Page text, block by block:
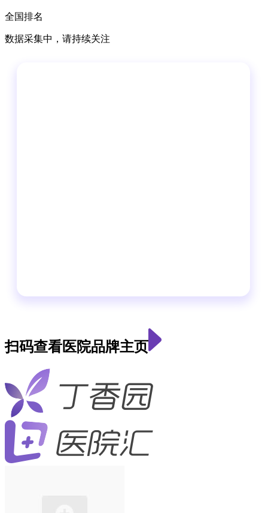
全国排名
数据采集中，请持续关注
扫码查看医院品牌主页